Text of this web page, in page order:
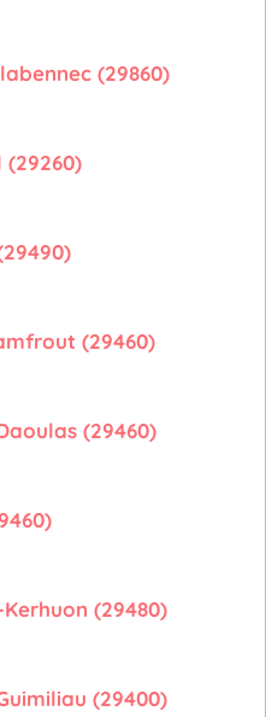
(29860)
(29260)
(29460)
(29460)
(29480)
(29400)